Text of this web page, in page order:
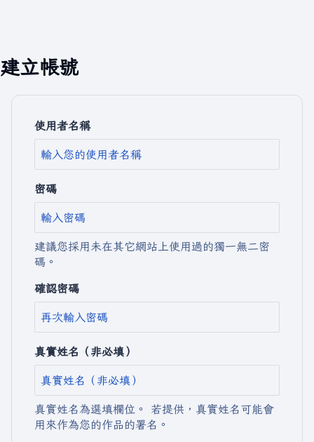
建立帳號
使用者名稱
密碼
建議您採用未在其它網站上使用過的獨一無二密
碼。
確認密碼
真實姓名（非必填）
真實姓名為選填欄位。 若提供，真實姓名可能會
用來作為您的作品的署名。